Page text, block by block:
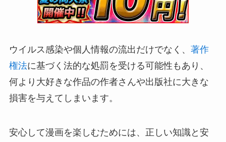
ウイルス感染や個人情報の流出だけでなく、 著作
権法に基づく法的な処罰を受ける可能性もあり、
何より大好きな作品の作者さんや出版社に大きな
損害を与えてしまいます。
安心して漫画を楽しむためには、正しい知識と安